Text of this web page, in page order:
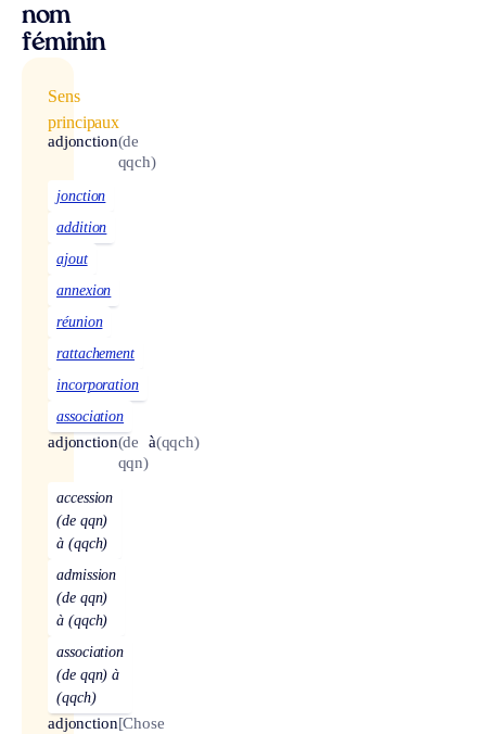
nom
féminin
Sens
principaux
adjonction(de
qqch)
jonction
addition
ajout
annexion
réunion
rattachement
incorporation
association
adjonction(de
qqn)
à(qqch)
accession
(de qqn)
à (qqch)
admission
(de qqn)
à (qqch)
association
(de qqn) à
(qqch)
adjonction[Chose